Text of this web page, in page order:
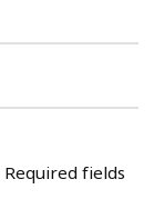
Required fields